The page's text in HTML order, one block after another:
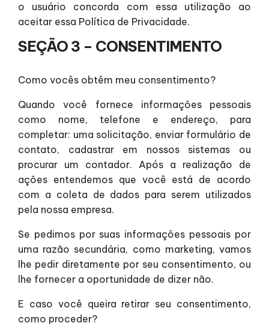
o usuário concorda com essa utilização ao
aceitar essa Política de Privacidade.
SEÇÃO 3 – CONSENTIMENTO
Como vocês obtêm meu consentimento?
Quando você fornece informações pessoais
como nome, telefone e endereço, para
completar: uma solicitação, enviar formulário de
contato, cadastrar em nossos sistemas ou
procurar um contador. Após a realização de
ações entendemos que você está de acordo
com a coleta de dados para serem utilizados
pela nossa empresa.
Se pedimos por suas informações pessoais por
uma razão secundária, como marketing, vamos
lhe pedir diretamente por seu consentimento, ou
lhe fornecer a oportunidade de dizer não.
E caso você queira retirar seu consentimento,
como proceder?